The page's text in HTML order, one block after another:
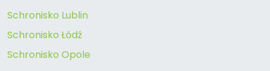
Schronisko Lublin
Schronisko Łódź
Schronisko Opole